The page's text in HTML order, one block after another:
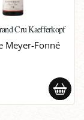
Cru Kaefferkopf
Meyer-Fonné